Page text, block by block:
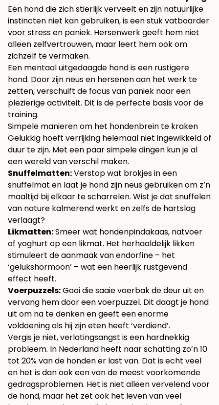
Een hond die zich stierlijk verveelt en zijn natuurlijke
instincten niet kan gebruiken, is een stuk vatbaarder
voor stress en paniek. Hersenwerk geeft hem niet
alleen zelfvertrouwen, maar leert hem ook om
zichzelf te vermaken.
Een mentaal uitgedaagde hond is een rustigere
hond. Door zijn neus en hersenen aan het werk te
zetten, verschuift de focus van paniek naar een
plezierige activiteit. Dit is de perfecte basis voor de
training.
Simpele manieren om het hondenbrein te kraken
Gelukkig hoeft verrijking helemaal niet ingewikkeld of
duur te zijn. Met een paar simpele dingen kun je al
een wereld van verschil maken.
Snuffelmatten:Verstop wat brokjes in een
snuffelmat en laat je hond zijn neus gebruiken om z’n
maaltijd bij elkaar te scharrelen. Wist je dat snuffelen
van nature kalmerend werkt en zelfs de hartslag
verlaagt?
Likmatten:Smeer wat hondenpindakaas, natvoer
of yoghurt op een likmat. Het herhaaldelijk likken
stimuleert de aanmaak van endorfine – het
‘gelukshormoon’ – wat een heerlijk rustgevend
effect heeft.
Voerpuzzels:Gooi die saaie voerbak de deur uit en
vervang hem door een voerpuzzel. Dit daagt je hond
uit om na te denken en geeft een enorme
voldoening als hij zijn eten heeft ‘verdiend’.
Vergis je niet, verlatingsangst is een hardnekkig
probleem. In Nederland heeft naar schatting zo’n 10
tot 20% van de honden er last van. Dat is echt veel
en het is dan ook een van de meest voorkomende
gedragsproblemen. Het is niet alleen vervelend voor
de hond, maar het zet ook het leven van veel